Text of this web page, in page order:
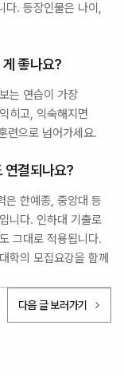
다. 등장인물은 나이,
좋나요?
는 연습이 가장
히고, 익숙해지면
련으로 넘어가세요.
연결되나요?
은 한예종, 중앙대 등
니다. 인하대 기출로
그대로 적용됩니다.
학의 모집요강을 함께
다음 글 보러가기